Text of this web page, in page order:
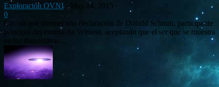
Exploración OVNI -
May 14, 2015
0
Circula por internet una declaración de Donald Schmitt, participante
principal del evento Be Witness, aceptando que el ser que se muestra
en las diapositivas...